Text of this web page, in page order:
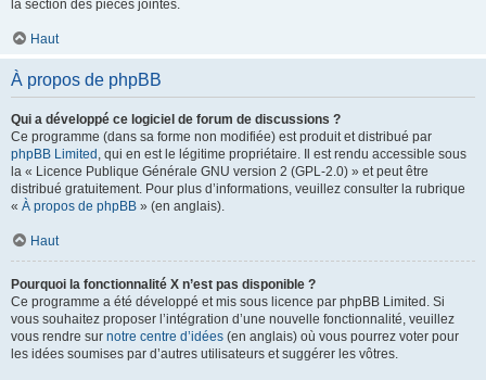
la section des pièces jointes.
Haut
À propos de phpBB
Qui a développé ce logiciel de forum de discussions ?
Ce programme (dans sa forme non modifiée) est produit et distribué par
phpBB Limited , qui en est le légitime propriétaire. Il est rendu accessible sous
la « Licence Publique Générale GNU version 2 (GPL-2.0) » et peut être
distribué gratuitement. Pour plus d’informations, veuillez consulter la rubrique
« À propos de phpBB » (en anglais).
Haut
Pourquoi la fonctionnalité X n’est pas disponible ?
Ce programme a été développé et mis sous licence par phpBB Limited. Si
vous souhaitez proposer l’intégration d’une nouvelle fonctionnalité, veuillez
vous rendre sur notre centre d’idées (en anglais) où vous pourrez voter pour
les idées soumises par d’autres utilisateurs et suggérer les vôtres.